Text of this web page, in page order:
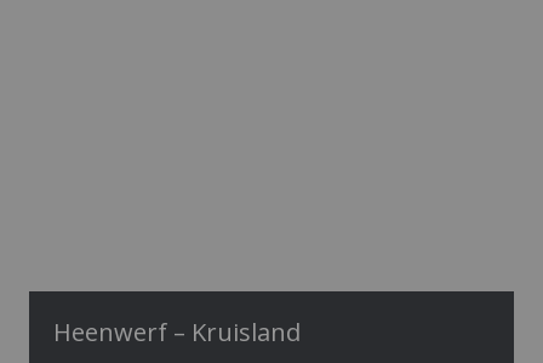
Heenwerf – Kruisland